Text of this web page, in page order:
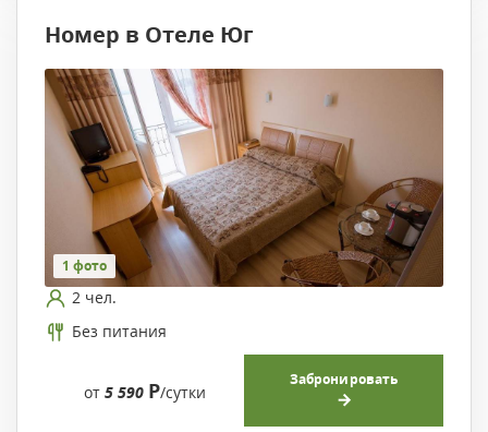
Номер в Отеле Юг
1 фото
2 чел.
Без питания
от 5 590 Р/сутки
Забронировать